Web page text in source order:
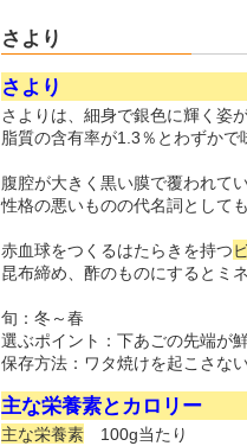
さより
さより
さよりは、細身で銀色に輝く姿
脂質の含有率が1.3％とわずかで
腹腔が大きく黒い膜で覆われて
性格の悪いものの代名詞として
赤血球をつくるはたらきを持つ
昆布締め、酢のものにするとミ
旬：冬～春
選ぶポイント：下あごの先端が
保存方法：ワタ焼けを起こさな
主な栄養素とカロリー
主な栄養素 100g当たり